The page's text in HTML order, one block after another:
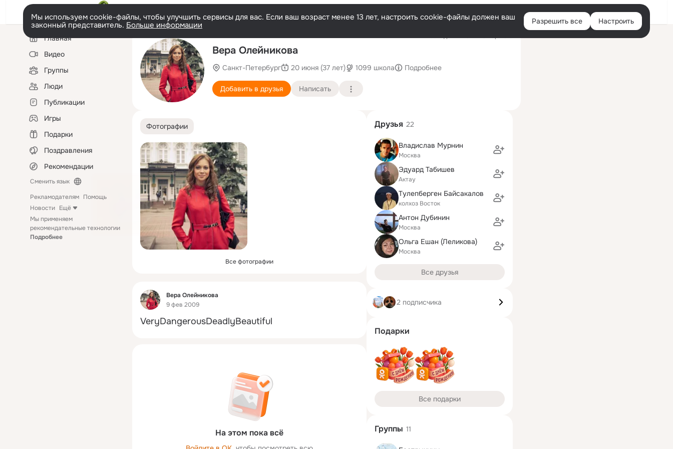
Войти
Мы используем cookie-файлы, чтобы улучшить сервисы для вас. Если ваш возраст менее 13 лет, настроить cookie-файлы должен ваш
законный представитель. Больше информации Разрешить все Настроить
Левая
колонкаГлавная
Видео
Группы
Люди
Публикации
Игры
Подарки
Поздравления
Рекомендации
Сменить язык
Рекламодателям Помощь
Новости Ещё
Мы применяем
рекомендательные технологии
Подробнее
Вера Олейникова
Санкт-Петербург 20 июня (37 лет) 1099 школа Подробнее
Добавить в друзья Написать
Фотографии
Все фотографии
Фид
Вера Олейникова
9 фев 2009
VeryDangerousDeadlyBeautiful
На этом пока всё
Друзья 22
Владислав Мурнин
Москва
Эдуард Табишев
Актау
Тулепберген Байсакалов
колхоз Восток
Антон Дубинин
Москва
Ольга Ешан (Леликова)
Москва
Все друзья
2 подписчика
Подарки
Все подарки
Группы 11